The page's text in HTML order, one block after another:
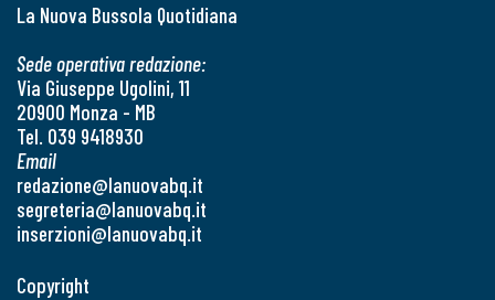
La Nuova Bussola Quotidiana
Sede operativa redazione:
Via Giuseppe Ugolini, 11
20900 Monza - MB
Tel. 039 9418930
Email
redazione@lanuovabq.it
segreteria@lanuovabq.it
inserzioni@lanuovabq.it
Copyright